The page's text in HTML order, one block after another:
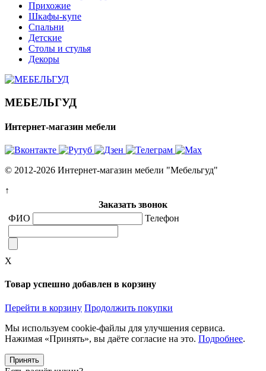
Прихожие
Шкафы-купе
Спальни
Детские
Столы и стулья
Декоры
МЕБЕЛЬГУД
Интернет-магазин мебели
© 2012-2026 Интернет-магазин мебели "Мебельгуд"
↑
Заказать звонок
ФИО
Телефон
X
Товар успешно добавлен в корзину
Перейти в корзину Продолжить покупки
Мы используем cookie-файлы для улучшения сервиса.
Нажимая «Принять», вы даёте согласие на это. Подробнее.
Принять